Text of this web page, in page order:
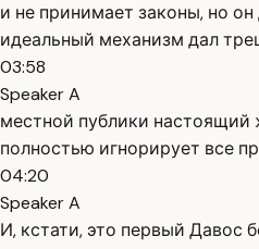
и не принимает законы, но
идеальный механизм дал
03:58
Speaker A
местной публики настоящий
полностью игнорирует все
04:20
Speaker A
И, кстати, это первый Давос